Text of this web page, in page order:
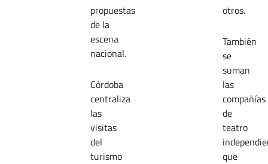
propuestas
de la
escena
nacional.
Córdoba
centraliza
las
visitas
del
turismo
otros.
También
se
suman
las
compañías
de
teatro
que